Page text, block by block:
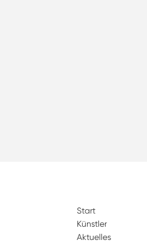
Start
Künstler
Aktuelles